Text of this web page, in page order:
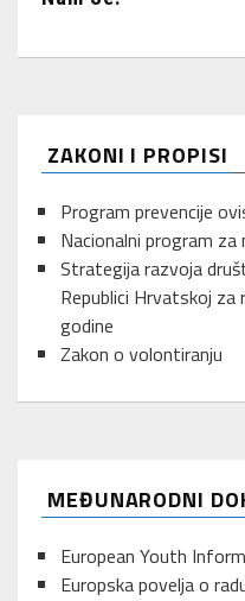
ZAKONI I PROPISI
Program prevencije
Nacionalni program za
Strategija razvoja
Republici Hrvatskoj
godine
Zakon o volontiranju
MEĐUNARODNI
European Youth
Europska povelja o